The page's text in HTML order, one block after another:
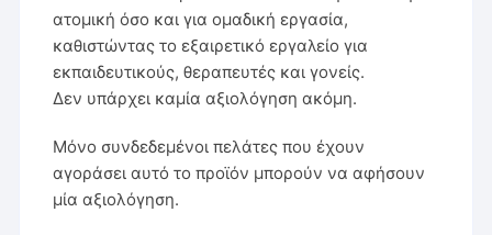
ατομική όσο και για ομαδική εργασία,
καθιστώντας το εξαιρετικό εργαλείο για
εκπαιδευτικούς, θεραπευτές και γονείς.
Δεν υπάρχει καμία αξιολόγηση ακόμη.
Μόνο συνδεδεμένοι πελάτες που έχουν
αγοράσει αυτό το προϊόν μπορούν να αφήσουν
μία αξιολόγηση.